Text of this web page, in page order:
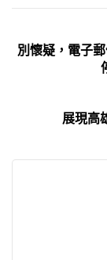
別懷疑，電子
展現高